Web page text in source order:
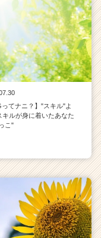
ってナニ？】"スキル"よ
キルが身に着いたあなた
こ"